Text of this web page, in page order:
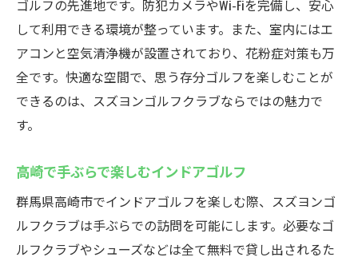
ゴルフの先進地です。防犯カメラやWi-Fiを完備し、安心
して利用できる環境が整っています。また、室内にはエ
アコンと空気清浄機が設置されており、花粉症対策も万
全です。快適な空間で、思う存分ゴルフを楽しむことが
できるのは、スズヨンゴルフクラブならではの魅力で
す。
高崎で手ぶらで楽しむインドアゴルフ
群馬県高崎市でインドアゴルフを楽しむ際、スズヨンゴ
ルフクラブは手ぶらでの訪問を可能にします。必要なゴ
ルフクラブやシューズなどは全て無料で貸し出されるた